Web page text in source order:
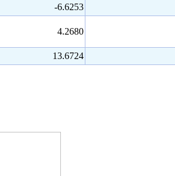
-6.6253
4.2680
13.6724